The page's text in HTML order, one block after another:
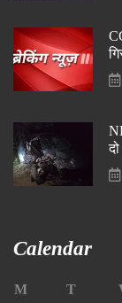
Calendar
M T